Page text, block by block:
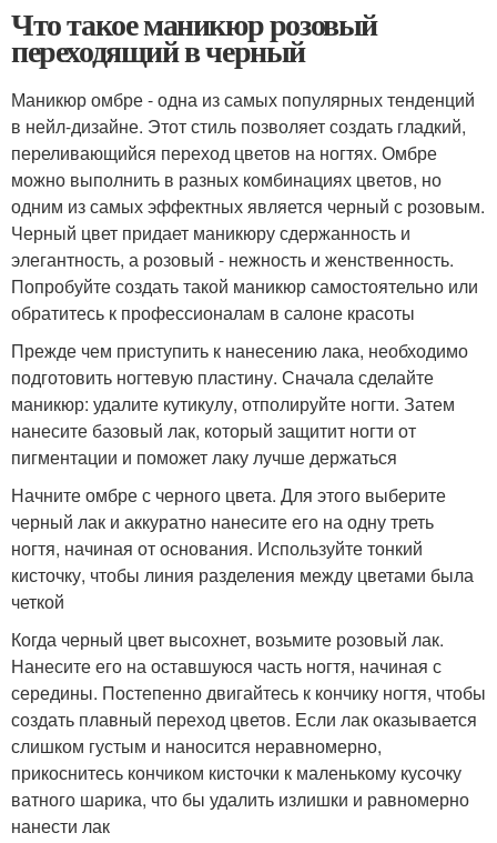
Что такое маникюр розовый
переходящий в черный
Маникюр омбре - одна из самых популярных тенденций
в нейл-дизайне. Этот стиль позволяет создать гладкий,
переливающийся переход цветов на ногтях. Омбре
можно выполнить в разных комбинациях цветов, но
одним из самых эффектных является черный с розовым.
Черный цвет придает маникюру сдержанность и
элегантность, а розовый - нежность и женственность.
Попробуйте создать такой маникюр самостоятельно или
обратитесь к профессионалам в салоне красоты
Прежде чем приступить к нанесению лака, необходимо
подготовить ногтевую пластину. Сначала сделайте
маникюр: удалите кутикулу, отполируйте ногти. Затем
нанесите базовый лак, который защитит ногти от
пигментации и поможет лаку лучше держаться
Начните омбре с черного цвета. Для этого выберите
черный лак и аккуратно нанесите его на одну треть
ногтя, начиная от основания. Используйте тонкий
кисточку, чтобы линия разделения между цветами была
четкой
Когда черный цвет высохнет, возьмите розовый лак.
Нанесите его на оставшуюся часть ногтя, начиная с
середины. Постепенно двигайтесь к кончику ногтя, чтобы
создать плавный переход цветов. Если лак оказывается
слишком густым и наносится неравномерно,
прикоснитесь кончиком кисточки к маленькому кусочку
ватного шарика, что бы удалить излишки и равномерно
нанести лак